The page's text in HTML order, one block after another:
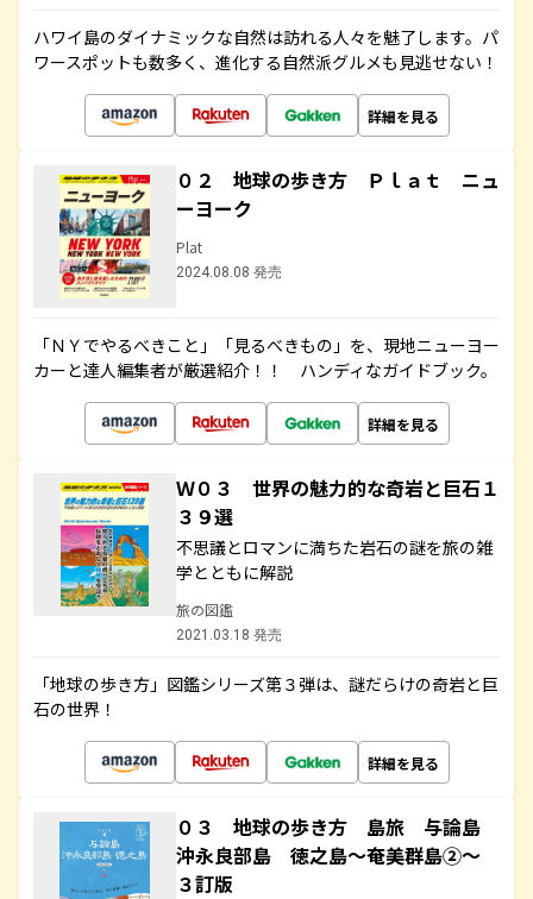
ハワイ島のダイナミックな自然は訪れる人々を魅了します。パ
ワースポットも数多く、進化する自然派グルメも見逃せない！
詳細を見る
０２ 地球の歩き方 Ｐｌａｔ ニュ
ーヨーク
Plat
2024.08.08 発売
「ＮＹでやるべきこと」「見るべきもの」を、現地ニューヨー
カーと達人編集者が厳選紹介！！ ハンディなガイドブック。
詳細を見る
Ｗ０３ 世界の魅力的な奇岩と巨石１
３９選
不思議とロマンに満ちた岩石の謎を旅の雑
学とともに解説
旅の図鑑
2021.03.18 発売
「地球の歩き方」図鑑シリーズ第３弾は、謎だらけの奇岩と巨
石の世界！
詳細を見る
０３ 地球の歩き方 島旅 与論島
沖永良部島 徳之島～奄美群島②～
３訂版